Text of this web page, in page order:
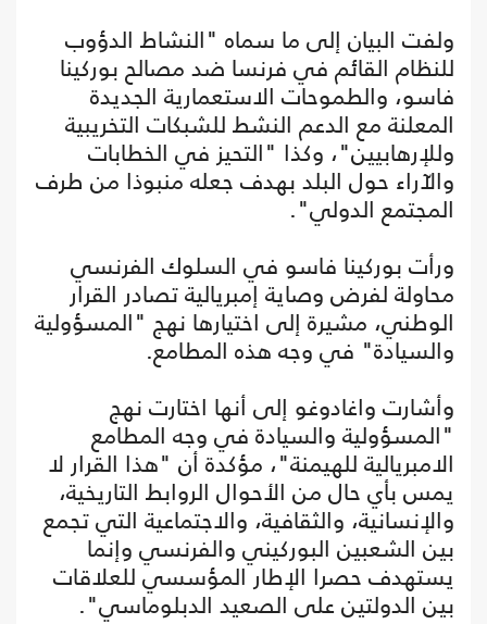
ولفت البيان إلى ما سماه "النشاط الدؤوب
للنظام القائم في فرنسا ضد مصالح بوركينا
فاسو، والطموحات الاستعمارية الجديدة
المعلنة مع الدعم النشط للشبكات التخريبية
وللإرهابيين"، وكذا "التحيز في الخطابات
والآراء حول البلد بهدف جعله منبوذا من طرف
المجتمع الدولي".
ورأت بوركينا فاسو في السلوك الفرنسي
محاولة لفرض وصاية إمبريالية تصادر القرار
الوطني، مشيرة إلى اختيارها نهج "المسؤولية
والسيادة" في وجه هذه المطامع.
وأشارت واغادوغو إلى أنها اختارت نهج
"المسؤولية والسيادة في وجه المطامع
الامبريالية للهيمنة"، مؤكدة أن "هذا القرار لا
يمس بأي حال من الأحوال الروابط التاريخية،
والإنسانية، والثقافية، والاجتماعية التي تجمع
بين الشعبين البوركيني والفرنسي وإنما
يستهدف حصرا الإطار المؤسسي للعلاقات
بين الدولتين على الصعيد الدبلوماسي".